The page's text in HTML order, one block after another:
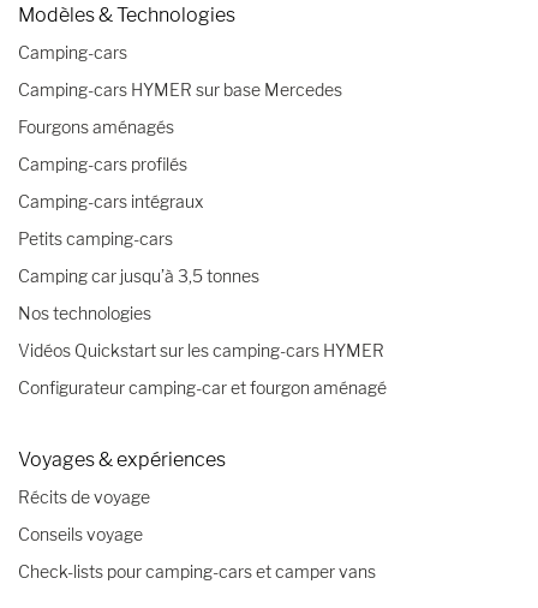
Modèles & Technologies
Camping-cars
Camping-cars HYMER sur base Mercedes
Fourgons aménagés
Camping-cars profilés
Camping-cars intégraux
Petits camping-cars
Camping car jusqu’à 3,5 tonnes
Nos technologies
Vidéos Quickstart sur les camping-cars HYMER
Configurateur camping-car et fourgon aménagé
Voyages & expériences
Récits de voyage
Conseils voyage
Check-lists pour camping-cars et camper vans